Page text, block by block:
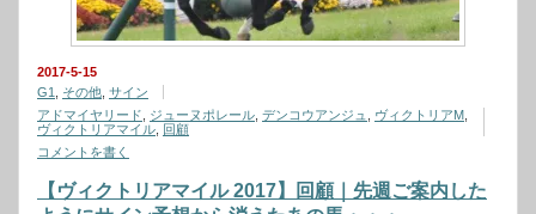
2017-5-15
G1
その他 サイン
アドマイヤリード
ジューヌポレール デンコウアンジュ ヴィクトリアM
ヴィクトリアマイル 回顧
コメントを書く
【ヴィクトリアマイル 2017】回顧｜先週ご案内した